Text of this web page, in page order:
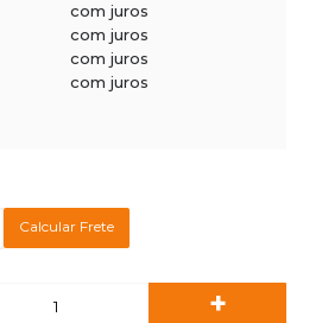
com juros
com juros
com juros
com juros
Calcular Frete
+